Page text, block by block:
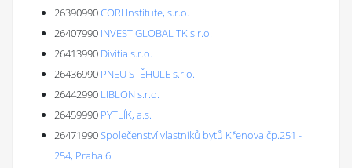
26390990CORI Institute, s.r.o.
26407990 INVEST GLOBAL TK s.r.o.
26413990 Divitia s.r.o.
26436990 PNEU STĚHULE s.r.o.
26442990 LIBLON s.r.o.
26459990 PYTLÍK, a.s.
26471990Společenství vlastníků bytů Křenova čp.251 -
254, Praha 6